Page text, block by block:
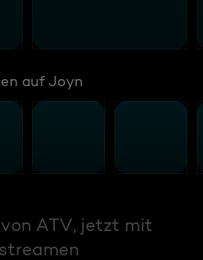
auf Joyn
ATV, jetzt mit